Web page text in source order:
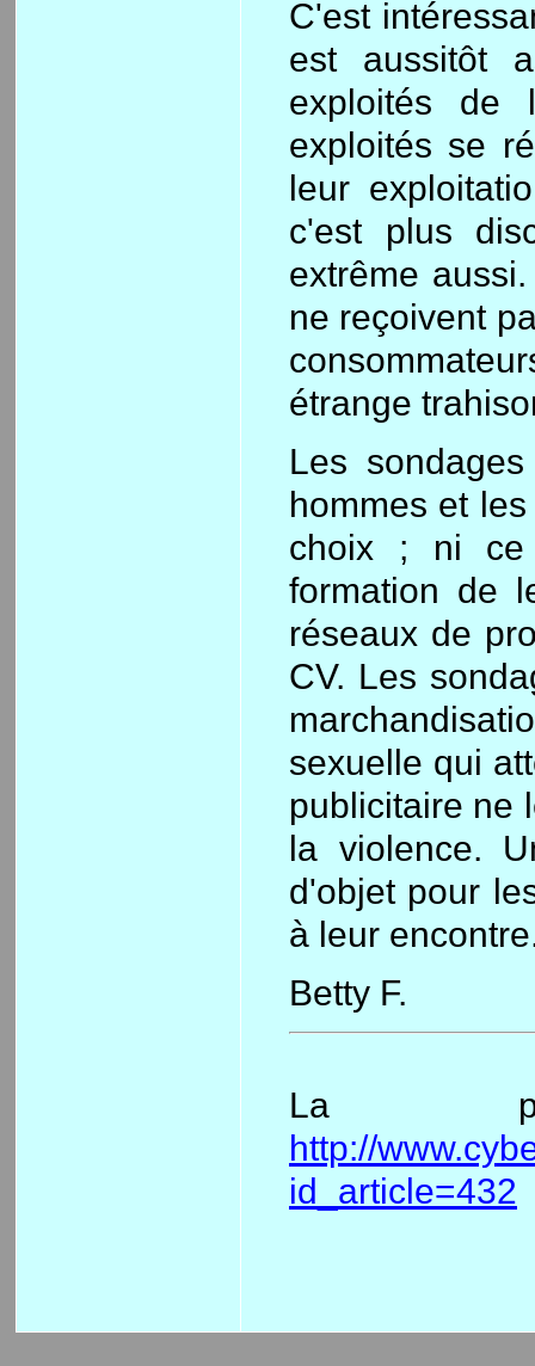
C'est
est aussitôt
exploités de
exploités se
leur
c'est plus
extrême
ne reçoivent
étrange
Les
hommes et
choix ; ni ce
formation de
réseaux de
CV. Les
sexuelle qui
publicitaire ne
la violence.
d'objet pour
à leur
Betty F.
La
http://
id_article=432